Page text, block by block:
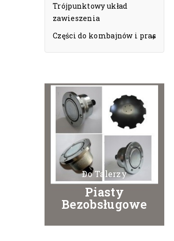
Trójpunktowy układ
zawieszenia
Części do kombajnów i pras

Do Talerzy
Piasty
Bezobsługowe